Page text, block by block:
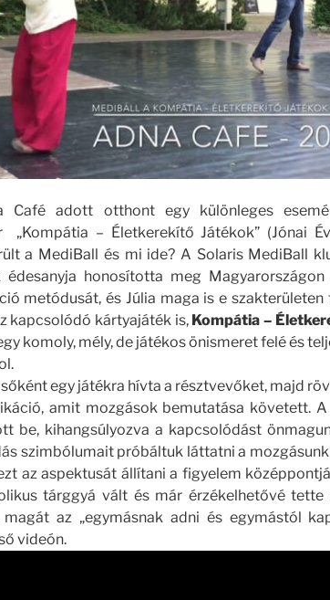
Café adott otthont egy különleges
„Kompátia – Életkerekítő Játékok” (Jónai
a MediBall és mi ide? A Solaris MediBall
édesanyja honosította meg
metódusát, és Júlia maga is e szakterületen
kapcsolódó kártyajáték is, Kompátia –
komoly, mély, de játékos önismeret felé és
egy játékra hívta a résztvevőket, majd
amit mozgások bemutatása követett.
be, kihangsúlyozva a kapcsolódást
szimbólumait próbáltuk láttatni a
az aspektusát állítani a figyelem
tárggyá vált és már érzékelhetővé tette
az „egymásnak adni és egymástól
videón.